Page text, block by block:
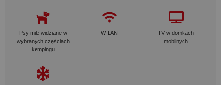
Psy mile widziane w
wybranych częściach
kempingu
W-LAN
TV w domkach
mobilnych